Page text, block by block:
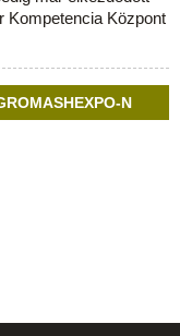
Kompetencia Központ
N